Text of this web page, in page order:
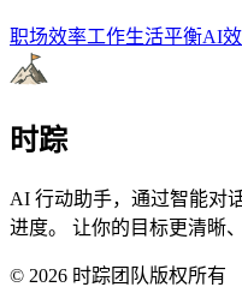
职场效率工作生活平衡AI
时踪
AI 行动助手，通过智能对
进度。 让你的目标更清晰
© 2026 时踪团队版权所有